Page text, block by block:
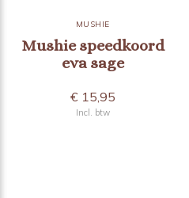
MUSHIE
Mushie speedkoord
eva sage
€ 15,95
Incl. btw